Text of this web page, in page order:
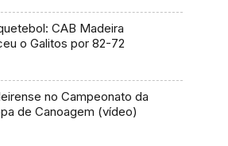
CAB Madeira
o Galitos por 82-72
no Campeonato da
de Canoagem (vídeo)